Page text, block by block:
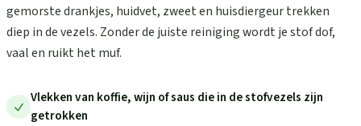
gemorste drankjes, huidvet, zweet en huisdiergeur trekken
diep in de vezels. Zonder de juiste reiniging wordt je stof dof,
vaal en ruikt het muf.
Vlekken van koffie, wijn of saus die in de stofvezels zijn
getrokken